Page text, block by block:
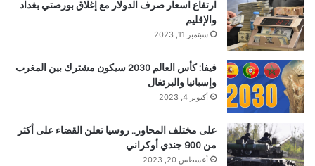
ارتفاع اسعار صرف الدولار مع إغلاق بورصتي بغداد
والإقليم
سبتمبر 11, 2023
فيفا: كأس العالم 2030 سيكون مشترك بين المغرب
وإسبانيا والبرتغال
أكتوبر 4, 2023
على مختلف المحاور.. روسيا تعلن القضاء على أكثر
من 900 جندي أوكراني
أغسطس 20, 2023